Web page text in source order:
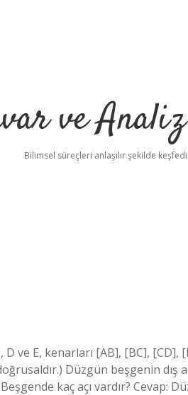
ve
Bilimsel süreçleri anlaşılır şekilde
ve E, kenarları [AB], [BC], [CD],
Düzgün beşgenin dış
kaç açı vardır? Cevap: